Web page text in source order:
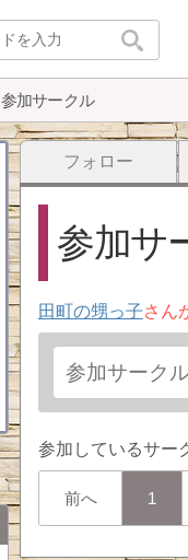
参加サークル
フォロー
参加サ
田町の甥っ子さん
参加しているサー
前へ 1